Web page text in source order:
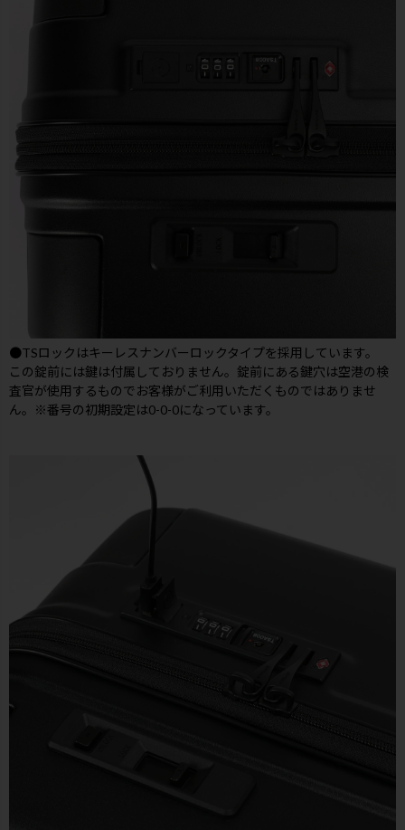
●TSロックはキーレスナンバーロックタイプを採用しています。
この錠前には鍵は付属しておりません。錠前にある鍵穴は空港の検
査官が使用するものでお客様がご利用いただくものではありませ
ん。※番号の初期設定は0-0-0になっています。